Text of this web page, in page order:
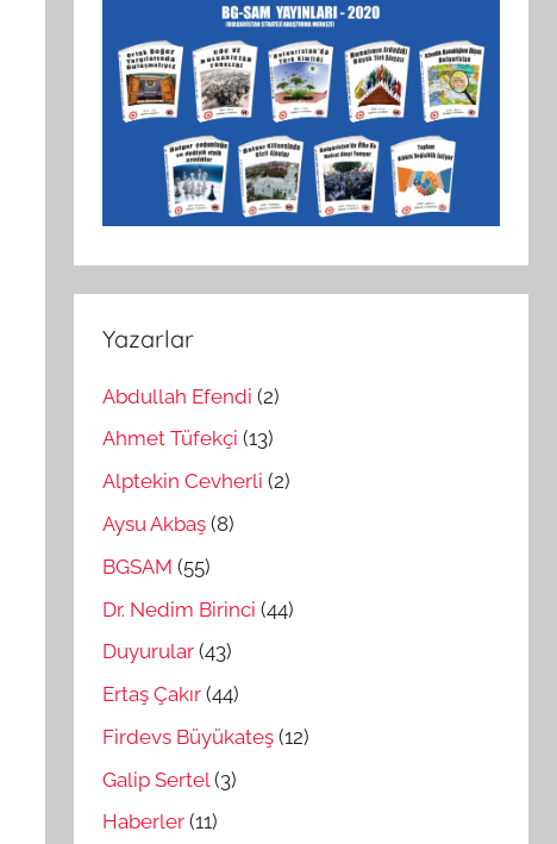
Yazarlar
Abdullah Efendi (2)
Ahmet Tüfekçi (13)
Alptekin Cevherli (2)
Aysu Akbaş (8)
BGSAM (55)
Dr. Nedim Birinci (44)
Duyurular (43)
Ertaş Çakır (44)
Firdevs Büyükateş (12)
Galip Sertel (3)
Haberler (11)